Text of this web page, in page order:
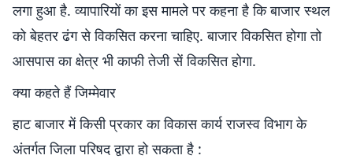
लगा हुआ है. व्यापारियों का इस मामले पर कहना है कि बाजार स्थल
को बेहतर ढंग से विकसित करना चाहिए. बाजार विकसित होगा तो
आसपास का क्षेत्र भी काफी तेजी सें विकसित होगा.
क्या कहते हैं जिम्मेवार
हाट बाजार में किसी प्रकार का विकास कार्य राजस्व विभाग के
अंतर्गत जिला परिषद द्वारा हो सकता है :